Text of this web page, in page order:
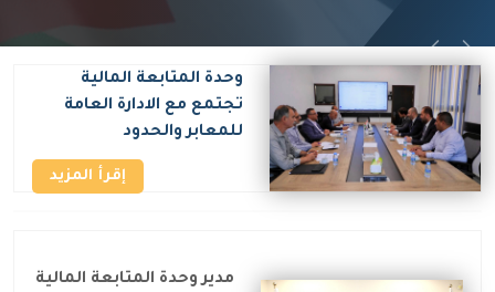
PreviousNext
وحدة المتابعة المالية
تجتمع مع الادارة العامة
للمعابر والحدود
إقرأ المزيد
مدير وحدة المتابعة المالية